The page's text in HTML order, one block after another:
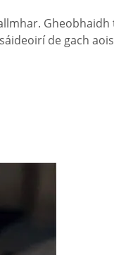
de gach